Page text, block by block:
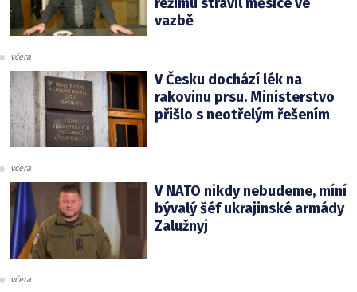
vazbě
včera
V Česku dochází lék na
rakovinu prsu. Ministerstvo
přišlo s neotřelým řešením
včera
V NATO nikdy nebudeme, míní
bývalý šéf ukrajinské armády
Zalužnyj
včera